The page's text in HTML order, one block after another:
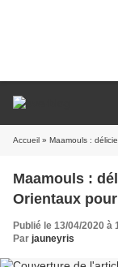
Accueil » Maamouls :
Maamouls : délicieux petits gâteaux Moyen
Orientaux
Publié le 13/04/2020 à
Par jauneyris